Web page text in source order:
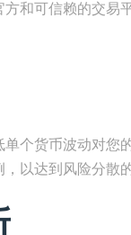
和可信赖的交易
个货币波动对您
以达到风险分散的